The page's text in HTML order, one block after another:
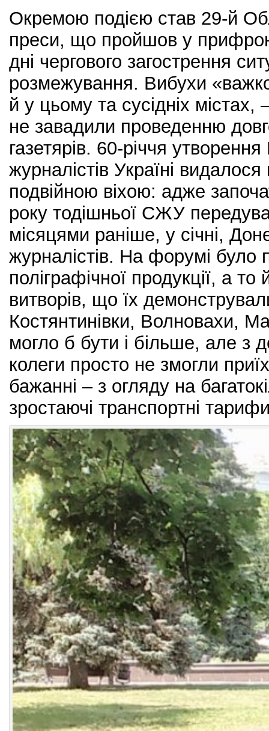
Окремою подією став 29-й
преси, що пройшов у
дні чергового загострення
розмежування. Вибухи
й у цьому та сусідніх
не завадили проведенню
газетярів. 60-річчя
журналістів Україні
подвійною віхою: адже
року тодішньої СЖУ
місяцями раніше, у січні,
журналістів. На форумі було
поліграфічної продукції, а
витворів, що їх
Костянтинівки, Волновахи,
могло б бути і більше, але з
колеги просто не змогли
бажанні – з огляду на
зростаючі транспортні